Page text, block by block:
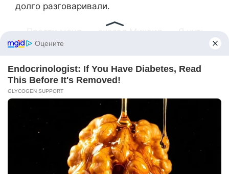
долго разговаривали.
не совершил огромную глупость. Эта
променял ее на пустые обещания.
Анна сжала руку мужа:
— Главное, что ты все понял вовремя.
Знаешь, я ведь не из вредности
отказывалась. Просто я не верю в эти
внезапные выгодные предложения.